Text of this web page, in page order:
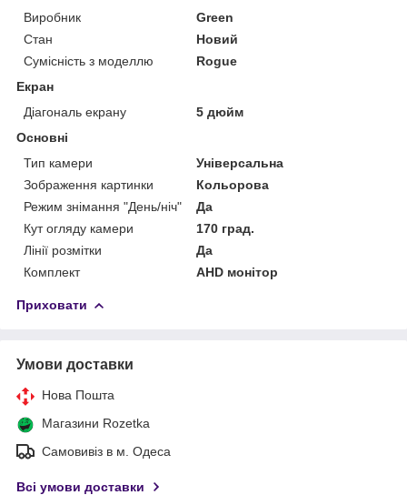
Виробник
Green
Стан
Новий
Сумісність з моделлю
Rogue
Екран
Діагональ екрану
5 дюйм
Основні
Тип камери
Універсальна
Зображення картинки
Кольорова
Режим знімання "День/ніч"
Да
Кут огляду камери
170 град.
Лінії розмітки
Да
Комплект
AHD монітор
Приховати
Умови доставки
Нова Пошта
Магазини Rozetka
Самовивіз в м. Одеса
Всі умови доставки